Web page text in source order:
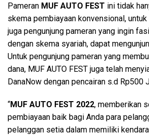
Pameran MUF AUTO FEST ini tidak
skema pembiayaan konvensional,
juga pengunjung pameran yang ingin
dengan skema syariah, dapat
Untuk pengunjung pameran yang
dana, MUF AUTO FEST juga telah
DanaNow dengan pencairan s.d Rp500
“MUF AUTO FEST 2022, memberikan
pembiayaan baik bagi Anda para
pelanggan setia dalam memiliki